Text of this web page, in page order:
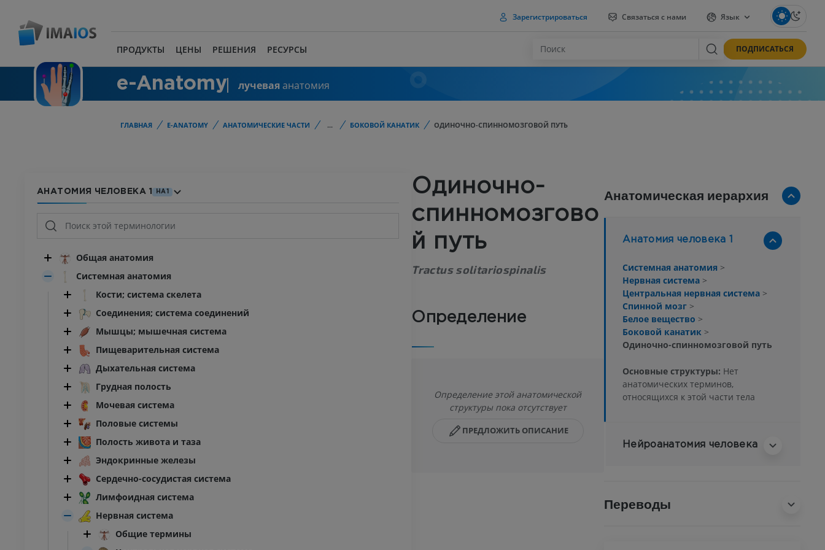
Зарегистрироваться Связаться с нами Язык
ПРОДУКТЫ ЦЕНЫ РЕШЕНИЯ РЕСУРСЫ ПОДПИСАТЬСЯ
e-Anatomy лучеваяанатомия
ГЛАВНАЯ E-ANATOMY АНАТОМИЧЕСКИЕ ЧАСТИ ... БОКОВОЙ КАНАТИК ОДИНОЧНО-СПИННОМОЗГОВОЙ ПУТЬ
АНАТОМИЯ ЧЕЛОВЕКА 1 HA1
Общая анатомия
Системная анатомия
Кости; система скелета
Соединения; система соединений
Мышцы; мышечная система
Пищеварительная система
Дыхательная система
Грудная полость
Мочевая система
Половые системы
Полость живота и таза
Эндокринные железы
Сердечно-сосудистая система
Лимфоидная система
Нервная система
Общие термины
Одиночно-
спинномозгово
й путь
Tractus solitariospinalis
Определение
Определение этой анатомической
структуры пока отсутствует
ПРЕДЛОЖИТЬ ОПИСАНИЕ
Анатомическая иерархия
Анатомия человека 1
Системная анатомия >
Нервная система >
Центральная нервная система >
Спинной мозг >
Белое вещество >
Боковой канатик >
Одиночно-спинномозговой путь
Основные структуры: Нет
анатомических терминов,
относящихся к этой части тела
Нейроанатомия человека
Переводы